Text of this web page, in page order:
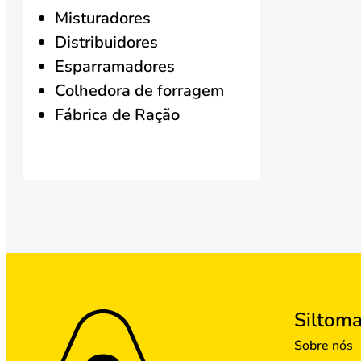
Misturadores
Distribuidores
Esparramadores
Colhedora de forragem
Fábrica de Ração
Sobre nós